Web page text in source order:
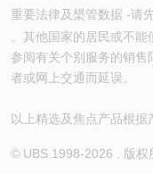
重要法律及槼管数据 -请
。其他国家的居民或不
参阅有关个别服务的销
者或网上交通而延误。
以上精选及焦点产品根
© UBS 1998-2026 . 版权